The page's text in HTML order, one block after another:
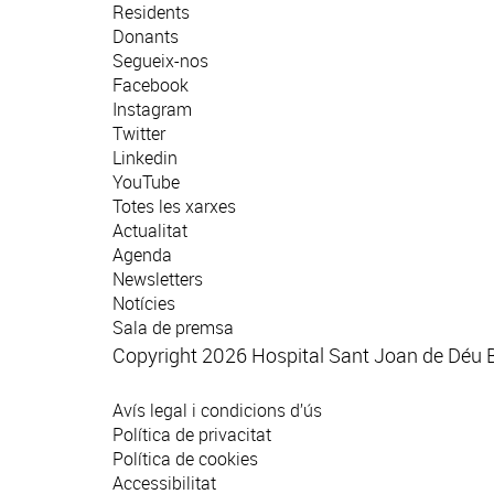
Residents
Donants
Segueix-nos
Facebook
Instagram
Twitter
Linkedin
YouTube
Totes les xarxes
Actualitat
Agenda
Newsletters
Notícies
Sala de premsa
Copyright 2026 Hospital Sant Joan de Déu
Avís legal i condicions d’ús
Política de privacitat
Política de cookies
Accessibilitat